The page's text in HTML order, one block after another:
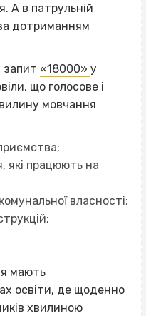
А в патрульній
дотриманням
запит «18000» у
що голосове і
мовчання
які працюють на
власності;
мають
освіти, де щоденно
хвилиною